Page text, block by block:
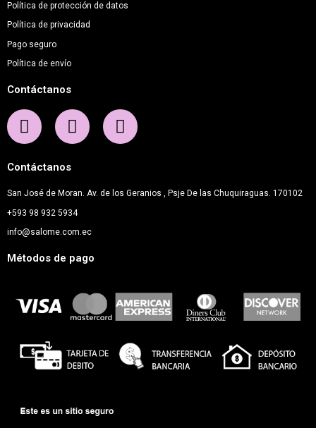
Política de protección de datos
Política de privacidad
Pago seguro
Política de envío
Contáctanos
Contáctanos
San José de Moran. Av. de los Geranios , Psje De las Chuquiraguas. 170102
+593 98 932 5934
info@salome.com.ec
Métodos de pago